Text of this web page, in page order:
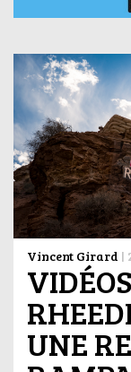
Vincent Girard |
UNE